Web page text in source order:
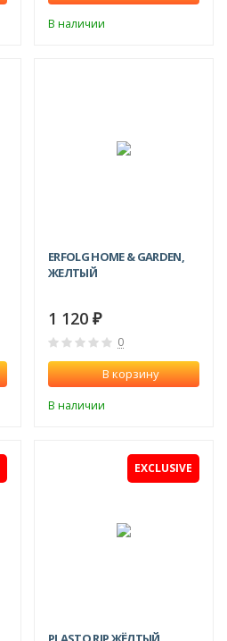
В наличии
ERFOLG HOME & GARDEN,
ЖЕЛТЫЙ
1 120 ₽
0
В корзину
В наличии
EXCLUSIVE